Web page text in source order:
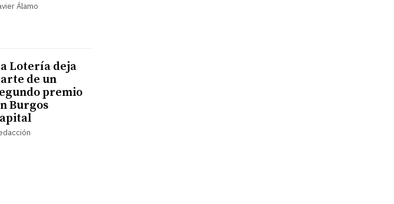
Álamo
Lotería deja
de un
premio
Burgos